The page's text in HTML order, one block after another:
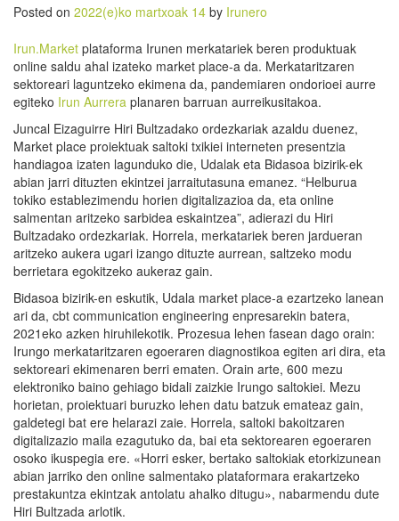
Posted on 2022(e)ko martxoak 14 by Irunero
Irun.Market plataforma Irunen merkatariek beren produktuak
online saldu ahal izateko market place-a da. Merkataritzaren
sektoreari laguntzeko ekimena da, pandemiaren ondorioei aurre
egiteko Irun Aurrera planaren barruan aurreikusitakoa.
Juncal Eizaguirre Hiri Bultzadako ordezkariak azaldu duenez,
Market place proiektuak saltoki txikiei interneten presentzia
handiagoa izaten lagunduko die, Udalak eta Bidasoa bizirik-ek
abian jarri dituzten ekintzei jarraitutasuna emanez. “Helburua
tokiko establezimendu horien digitalizazioa da, eta online
salmentan aritzeko sarbidea eskaintzea”, adierazi du Hiri
Bultzadako ordezkariak. Horrela, merkatariek beren jardueran
aritzeko aukera ugari izango dituzte aurrean, saltzeko modu
berrietara egokitzeko aukeraz gain.
Bidasoa bizirik-en eskutik, Udala market place-a ezartzeko lanean
ari da, cbt communication engineering enpresarekin batera,
2021eko azken hiruhilekotik. Prozesua lehen fasean dago orain:
Irungo merkataritzaren egoeraren diagnostikoa egiten ari dira, eta
sektoreari ekimenaren berri ematen. Orain arte, 600 mezu
elektroniko baino gehiago bidali zaizkie Irungo saltokiei. Mezu
horietan, proiektuari buruzko lehen datu batzuk emateaz gain,
galdetegi bat ere helarazi zaie. Horrela, saltoki bakoitzaren
digitalizazio maila ezagutuko da, bai eta sektorearen egoeraren
osoko ikuspegia ere. «Horri esker, bertako saltokiak etorkizunean
abian jarriko den online salmentako plataformara erakartzeko
prestakuntza ekintzak antolatu ahalko ditugu», nabarmendu dute
Hiri Bultzada arlotik.